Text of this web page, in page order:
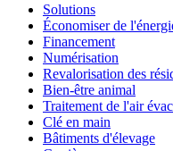
Solutions
Économiser de
Financement
Numérisation
Revalorisation des
Bien-être animal
Traitement de l'air
Clé en main
Bâtiments d'élevage